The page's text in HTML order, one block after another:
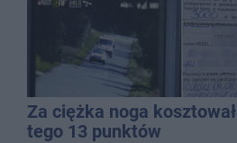
Za ciężka noga
tego 13 punktów